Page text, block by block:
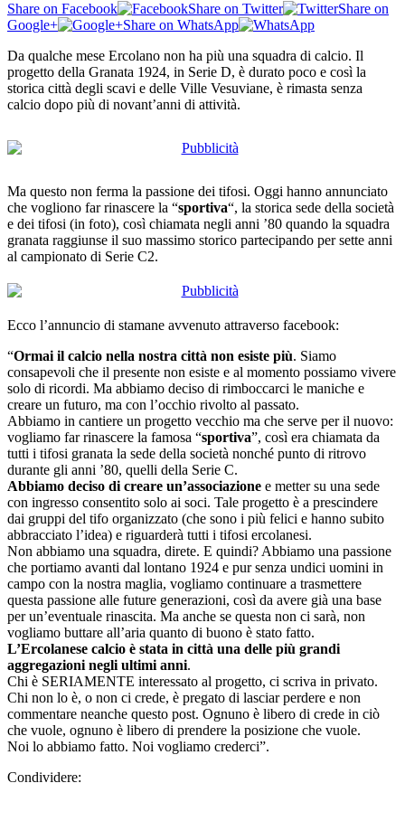
Share on Facebook
Share on Twitter
Share on
Google+
Share on WhatsApp
Da qualche mese Ercolano non ha più una squadra di calcio. Il
progetto della Granata 1924, in Serie D, è durato poco e così la
storica città degli scavi e delle Ville Vesuviane, è rimasta senza
calcio dopo più di novant’anni di attività.
Ma questo non ferma la passione dei tifosi. Oggi hanno annunciato
che vogliono far rinascere la “sportiva“, la storica sede della società
e dei tifosi (in foto), così chiamata negli anni ’80 quando la squadra
granata raggiunse il suo massimo storico partecipando per sette anni
al campionato di Serie C2.
Ecco l’annuncio di stamane avvenuto attraverso facebook:
“Ormai il calcio nella nostra città non esiste più. Siamo
consapevoli che il presente non esiste e al momento possiamo vivere
solo di ricordi. Ma abbiamo deciso di rimboccarci le maniche e
creare un futuro, ma con l’occhio rivolto al passato.
Abbiamo in cantiere un progetto vecchio ma che serve per il nuovo:
vogliamo far rinascere la famosa “sportiva”, così era chiamata da
tutti i tifosi granata la sede della società nonché punto di ritrovo
durante gli anni ’80, quelli della Serie C.
Abbiamo deciso di creare un’associazione e metter su una sede
con ingresso consentito solo ai soci. Tale progetto è a prescindere
dai gruppi del tifo organizzato (che sono i più felici e hanno subito
abbracciato l’idea) e riguarderà tutti i tifosi ercolanesi.
Non abbiamo una squadra, direte. E quindi? Abbiamo una passione
che portiamo avanti dal lontano 1924 e pur senza undici uomini in
campo con la nostra maglia, vogliamo continuare a trasmettere
questa passione alle future generazioni, così da avere già una base
per un’eventuale rinascita. Ma anche se questa non ci sarà, non
vogliamo buttare all’aria quanto di buono è stato fatto.
L’Ercolanese calcio è stata in città una delle più grandi
aggregazioni negli ultimi anni.
Chi è SERIAMENTE interessato al progetto, ci scriva in privato.
Chi non lo è, o non ci crede, è pregato di lasciar perdere e non
commentare neanche questo post. Ognuno è libero di crede in ciò
che vuole, ognuno è libero di prendere la posizione che vuole.
Noi lo abbiamo fatto. Noi vogliamo crederci”.
Condividere: